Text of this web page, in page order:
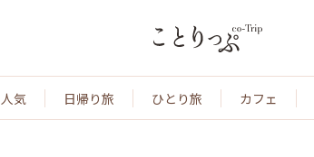
人気 日帰り旅 ひとり旅 カフェ